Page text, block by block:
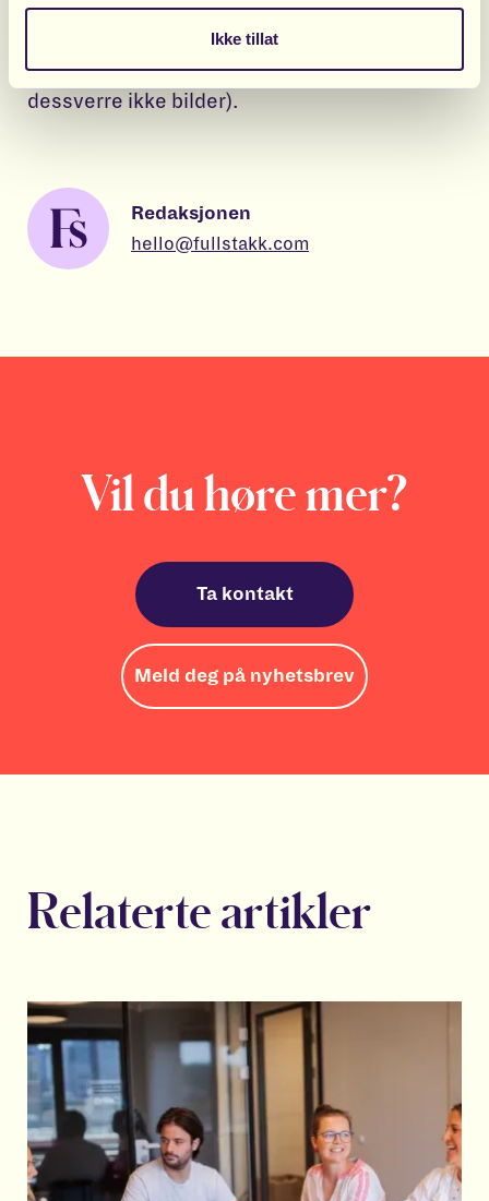
Ikke tillat
dessverre ikke bilder).
Redaksjonen
hello@fullstakk.com
Vil du høre mer?
Ta kontakt
Meld deg på nyhetsbrev
Relaterte artikler